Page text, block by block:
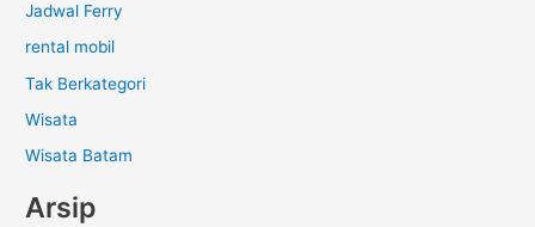
Jadwal Ferry
rental mobil
Tak Berkategori
Wisata
Wisata Batam
Arsip